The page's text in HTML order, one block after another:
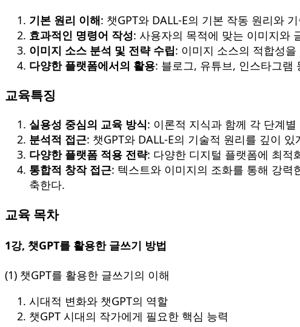
기본 원리 이해: 챗GPT와 DALL-E의 기본 작동 원리와
효과적인 명령어 작성: 사용자의 목적에 맞는 이미지와
이미지 소스 분석 및 전략 수립: 이미지 소스의 적합성
다양한 플랫폼에서의 활용: 블로그, 유튜브, 인스타그램
교육특징
실용성 중심의 교육 방식: 이론적 지식과 함께 각 단계
분석적 접근: 챗GPT와 DALL-E의 기술적 원리를 깊이
다양한 플랫폼 적용 전략: 다양한 디지털 플랫폼에 최적
통합적 창작 접근: 텍스트와 이미지의 조화를 통해 강
축한다.
교육 목차
1강, 챗GPT를 활용한 글쓰기 방법
(1) 챗GPT를 활용한 글쓰기의 이해
시대적 변화와 챗GPT의 역할
챗GPT 시대의 작가에게 필요한 핵심 능력